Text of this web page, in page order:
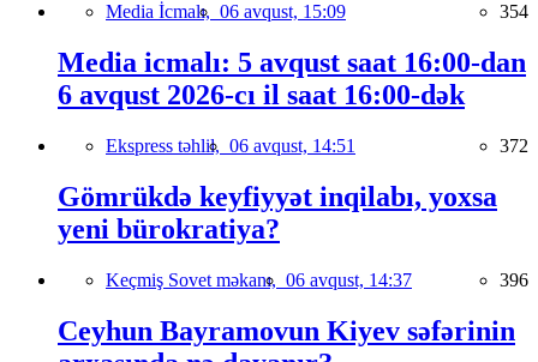
Media İcmalı, 06 avqust, 15:09 354
Media icmalı: 5 avqust saat 16:00-dan
6 avqust 2026-cı il saat 16:00-dək
Ekspress təhlil, 06 avqust, 14:51 372
Gömrükdə keyfiyyət inqilabı, yoxsa
yeni bürokratiya?
Keçmiş Sovet məkanı, 06 avqust, 14:37 396
Ceyhun Bayramovun Kiyev səfərinin